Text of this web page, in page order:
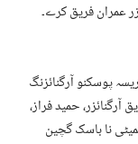
عمران فریق کرے۔
پوسکنو آرگنائزنگ
آرگنائزر، حمید فراز،
نا باسک گچین